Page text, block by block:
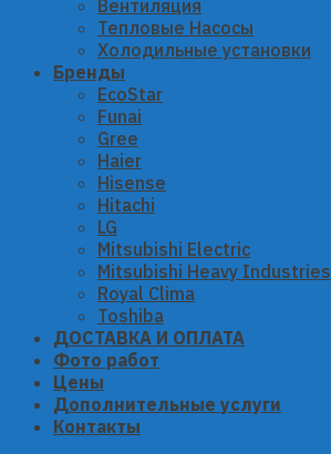
Вентиляция
Тепловые Насосы
Холодильные установки
Бренды
EcoStar
Funai
Gree
Haier
Hisense
Hitachi
LG
Mitsubishi Electric
Mitsubishi Heavy Industries
Royal Clima
Toshiba
ДОСТАВКА И ОПЛАТА
Фото работ
Цены
Дополнительные услуги
Контакты